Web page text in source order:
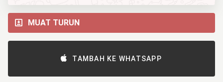
MUAT TURUN
TAMBAH KE WHATSAPP